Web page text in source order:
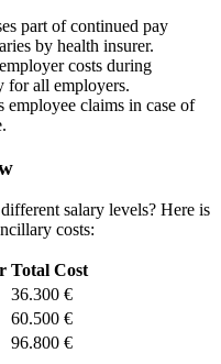
part of continued pay
by health insurer.
costs during
for all employers.
employee claims in case of
salary levels? Here is
costs:
Total Cost
36.300 €
60.500 €
96.800 €